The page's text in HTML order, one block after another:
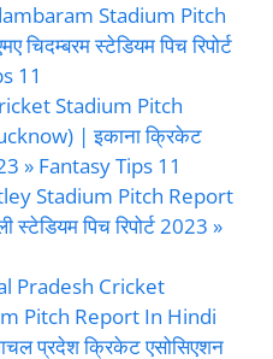
Stadium Pitch
स्टेडियम पिच रिपोर्ट
11
Stadium Pitch
| इकाना क्रिकेट
» Fantasy Tips 11
Stadium Pitch Report
पिच रिपोर्ट 2023 »
Pradesh Cricket
Pitch Report In Hindi
प्रदेश क्रिकेट एसोसिएशन